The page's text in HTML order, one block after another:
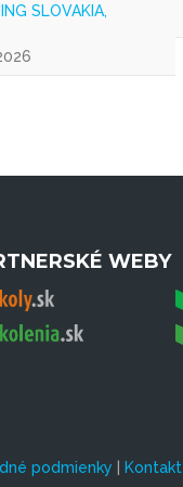
SLOVAKIA,
WEBY
podmienky | Kontakt